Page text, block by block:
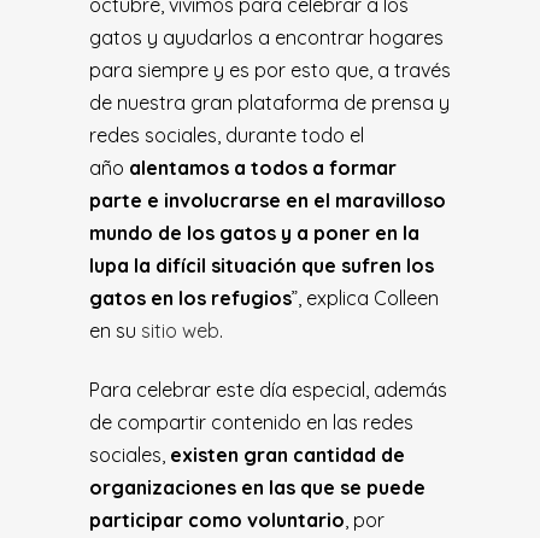
gatos y ayudarlos a encontrar hogares
para siempre y es por esto que, a través
de nuestra gran plataforma de prensa y
redes sociales, durante todo el
año alentamos a todos a formar
parte e involucrarse en el maravilloso
mundo de los gatos y a poner en la
lupa la difícil situación que sufren los
gatos en los refugios”, explica Colleen
en su sitio web.
Para celebrar este día especial, además
de compartir contenido en las redes
sociales, existen gran cantidad de
organizaciones en las que se puede
participar como voluntario , por